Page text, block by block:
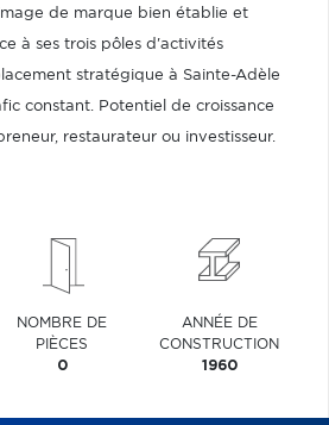
de marque bien établie et
à ses trois pôles d'activités
stratégique à Sainte-Adèle
constant. Potentiel de croissance
restaurateur ou investisseur.
NOMBRE DE
PIÈCES
0
ANNÉE DE
CONSTRUCTION
1960